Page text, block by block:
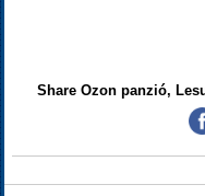
Share Ozon panzió,